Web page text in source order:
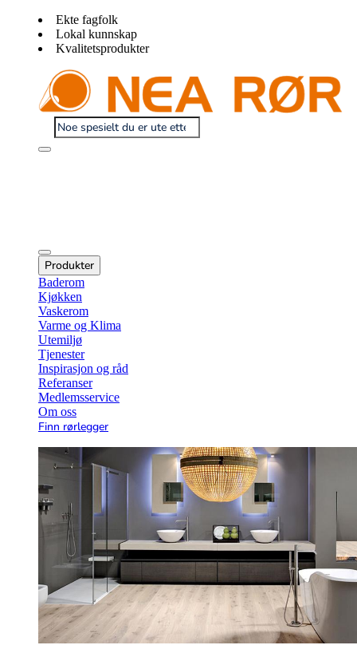
Ekte fagfolk
Lokal kunnskap
Kvalitetsprodukter
Produkter
Baderom
Kjøkken
Vaskerom
Varme og Klima
Utemiljø
Tjenester
Inspirasjon og råd
Referanser
Medlemsservice
Om oss
Finn rørlegger